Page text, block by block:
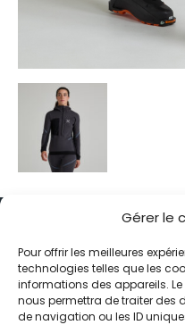
Gérer le
Pour offrir les meilleures
technologies telles que les
informations des appareils.
nous permettra de traiter des
de navigation ou les ID
Alternative Média est une
relations publiques basée à